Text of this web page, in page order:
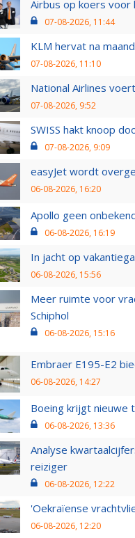
Airbus op koers
07-08-2026, 11:44
KLM hervat na
07-08-2026, 11:10
National Airlines
07-08-2026, 9:52
SWISS hakt knoop
07-08-2026, 9:09
easyJet wordt
06-08-2026, 16:20
Apollo geen
06-08-2026, 16:19
In jacht op
06-08-2026, 15:56
Meer ruimte voor
Schiphol
06-08-2026, 15:16
Embraer E195-E2
06-08-2026, 14:27
Boeing krijgt nieuwe
06-08-2026, 13:36
Analyse
reiziger
06-08-2026, 12:22
'Oekraïense
06-08-2026, 12:20